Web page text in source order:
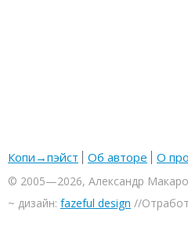
Копи→пэйст Об авторе О
© 2005—2026, Александр
~ дизайн: fazeful design //